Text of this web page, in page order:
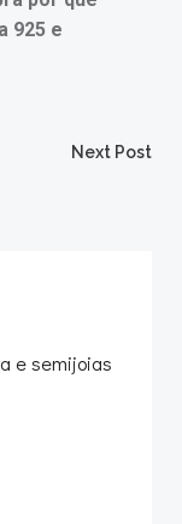
925 e
Next Post
e semijoias